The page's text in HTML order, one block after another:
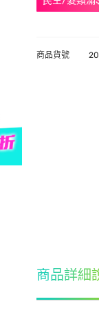
商品貨號
商品詳細